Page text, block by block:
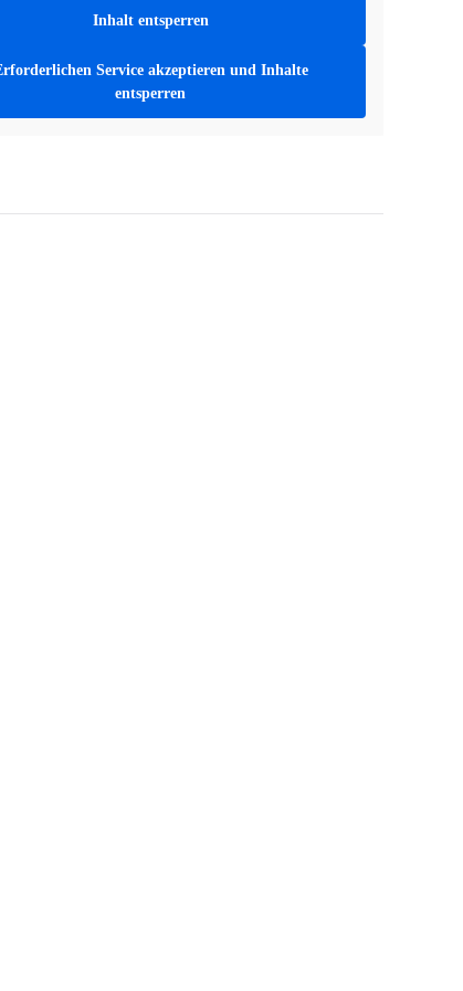
Inhalt entsperren
Service akzeptieren und Inhalte
entsperren